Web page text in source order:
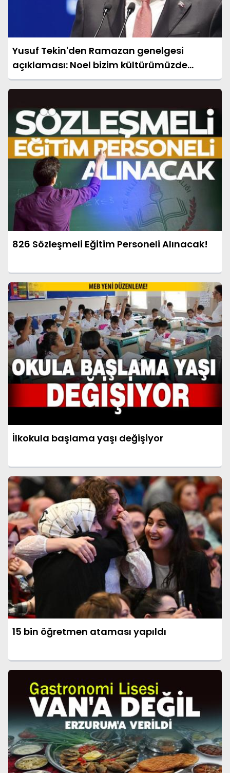
Yusuf Tekin'den Ramazan genelgesi
açıklaması: Noel bizim kültürümüzde
nereye oturuyor
826 Sözleşmeli Eğitim Personeli Alınacak!
İlkokula başlama yaşı değişiyor
15 bin öğretmen ataması yapıldı